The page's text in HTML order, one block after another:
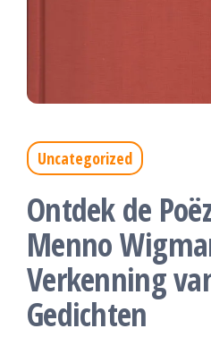
Uncategorized
Ontdek de
Menno
Verkenning
Gedichten